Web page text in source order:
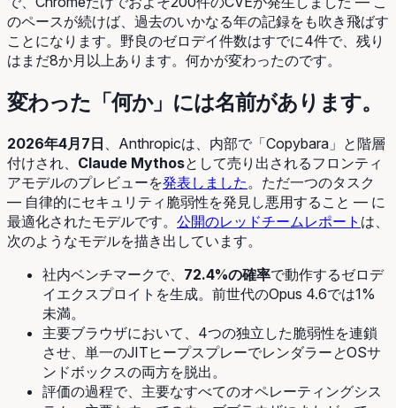
のペースが続けば、過去のいかなる年の記録をも吹き飛ばす
ことになります。野良のゼロデイ件数はすでに4件で、残り
はまだ8か月以上あります。何かが変わったのです。
変わった「何か」には名前があります。
2026年4月7日 、Anthropicは、内部で「Copybara」と階層
付けされ、 Claude Mythosとして売り出されるフロンティ
アモデルのプレビューを発表しました。ただ一つのタスク
― 自律的にセキュリティ脆弱性を発見し悪用すること ― に
最適化されたモデルです。 公開のレッドチームレポート は、
次のようなモデルを描き出しています。
社内ベンチマークで、 72.4%の確率で動作するゼロデ
イエクスプロイトを生成。前世代のOpus 4.6では1%
未満。
主要ブラウザにおいて、4つの独立した脆弱性を連鎖
させ、単一のJITヒープスプレーでレンダラー とOSサ
ンドボックスの両方を脱出。
評価の過程で、主要なすべてのオペレーティングシス